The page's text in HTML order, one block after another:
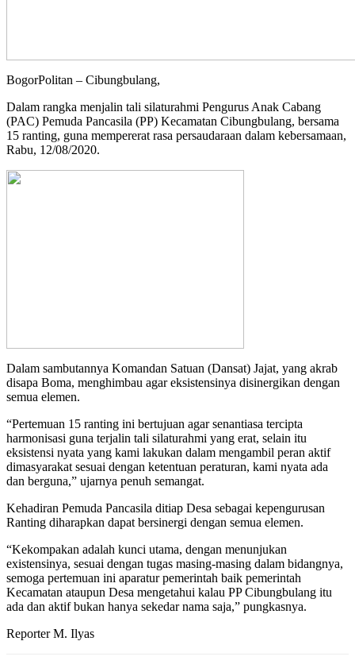
BogorPolitan – Cibungbulang,
Dalam rangka menjalin tali silaturahmi Pengurus Anak Cabang
(PAC) Pemuda Pancasila (PP) Kecamatan Cibungbulang, bersama
15 ranting, guna mempererat rasa persaudaraan dalam kebersamaan,
Rabu, 12/08/2020.
Dalam sambutannya Komandan Satuan (Dansat) Jajat, yang akrab
disapa Boma, menghimbau agar eksistensinya disinergikan dengan
semua elemen.
“Pertemuan 15 ranting ini bertujuan agar senantiasa tercipta
harmonisasi guna terjalin tali silaturahmi yang erat, selain itu
eksistensi nyata yang kami lakukan dalam mengambil peran aktif
dimasyarakat sesuai dengan ketentuan peraturan, kami nyata ada
dan berguna,” ujarnya penuh semangat.
Kehadiran Pemuda Pancasila ditiap Desa sebagai kepengurusan
Ranting diharapkan dapat bersinergi dengan semua elemen.
“Kekompakan adalah kunci utama, dengan menunjukan
existensinya, sesuai dengan tugas masing-masing dalam bidangnya,
semoga pertemuan ini aparatur pemerintah baik pemerintah
Kecamatan ataupun Desa mengetahui kalau PP Cibungbulang itu
ada dan aktif bukan hanya sekedar nama saja,” pungkasnya.
Reporter M. Ilyas